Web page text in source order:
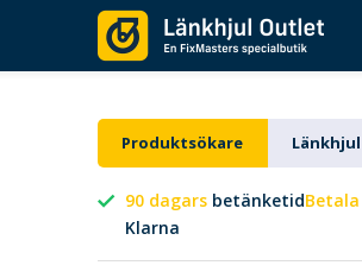
Produktsökare Länkhjul
90 dagars betänketid
Klarna